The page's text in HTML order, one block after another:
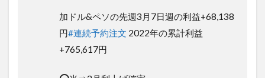
加ドル&ペソの先週3月7日週の利益+68,138
円#連続予約注文 2022年の累計利益
+765,617円